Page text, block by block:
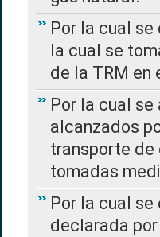
Por la cual se
la cual se
de la TRM en
Por la cual
alcanzados
transporte de
tomadas
Por la cual
declarada